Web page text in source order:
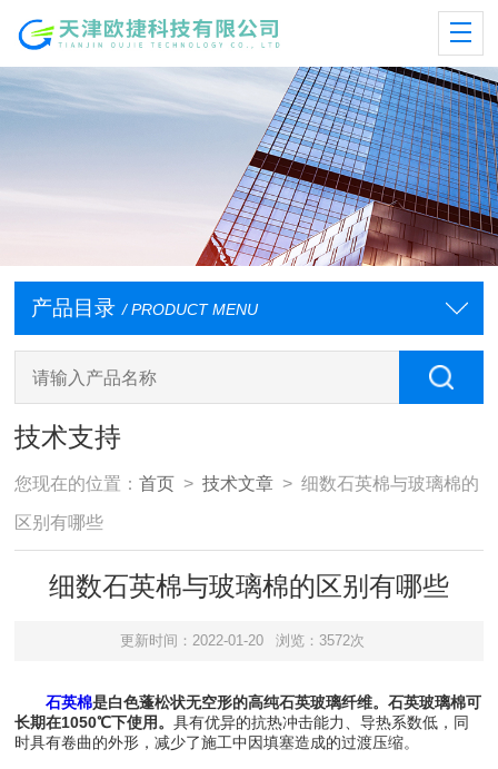
产品目录 / PRODUCT MENU
技术支持
您现在的位置：首页 >技术文章 > 细数石英棉与玻璃棉的
区别有哪些
细数石英棉与玻璃棉的区别有哪些
更新时间：2022-01-20 浏览：3572次
石英棉是白色蓬松状无空形的高纯石英玻璃纤维。石英玻璃棉可
长期在1050℃下使用。具有优异的抗热冲击能力、导热系数低，同
时具有卷曲的外形，减少了施工中因填塞造成的过渡压缩。